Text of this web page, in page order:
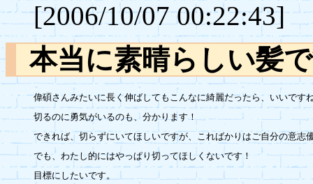
[2006/10/07 00:22:43]
本当に素晴らし
偉碩さんみたいに長く伸ばしてもこんなに綺麗だったら、いいです
切るのに勇気がいるのも、分かります！
できれば、切らずにいてほしいですが、こればかりはご自分の意志
でも、わたし的にはやっぱり切ってほしくないです！
目標にしたいです。